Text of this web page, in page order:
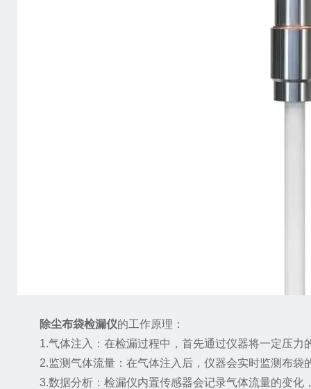
除尘布袋检漏仪的工作原理：
1.气体注入：在检漏过程中，首先通过仪器将一定压力
2.监测气体流量：在气体注入后，仪器会实时监测布袋
3.数据分析：检漏仪内置传感器会记录气体流量的变化